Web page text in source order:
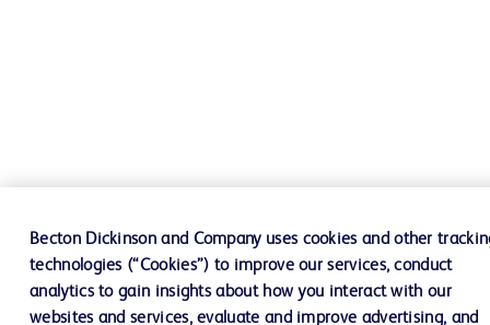
Becton Dickinson and Company uses cookies and other
technologies (“Cookies”) to improve our services, conduct
analytics to gain insights about how you interact with our
websites and services, evaluate and improve advertising, and